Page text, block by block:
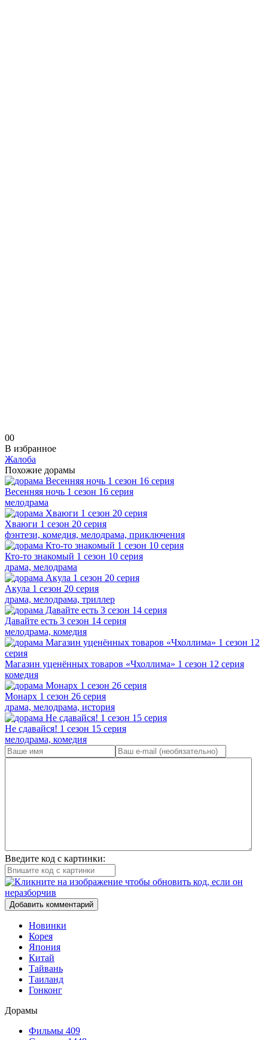
00
В избранное
Жалоба
Похожие дорамы
Весенняя ночь 1 сезон 16 серия
мелодрама
Хваюги 1 сезон 20 серия
фэнтези, комедия, мелодрама, приключения
Кто-то знакомый 1 сезон 10 серия
драма, мелодрама
Акула 1 сезон 20 серия
драма, мелодрама, триллер
Давайте есть 3 сезон 14 серия
мелодрама, комедия
Магазин уценённых товаров «Чхоллима» 1 сезон 12 серия
комедия
Монарх 1 сезон 26 серия
драма, мелодрама, история
Не сдавайся! 1 сезон 15 серия
мелодрама, комедия
Введите код с картинки:
Добавить комментарий
Новинки
Корея
Япония
Китай
Тайвань
Таиланд
Гонконг
Дорамы
Фильмы 409